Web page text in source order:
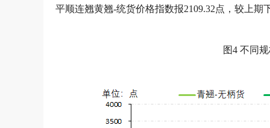
平顺连翘黄翘-统货价格指数报2109.32点，较上期
图4 不同